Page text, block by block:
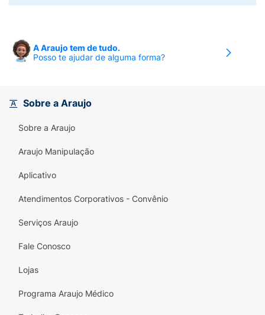
Livre de BPA.
A Araujo tem de tudo.
Posso te ajudar de alguma forma?
Sobre a Araujo
Sobre a Araujo
Araujo Manipulação
Aplicativo
Atendimentos Corporativos - Convênio
Serviços Araujo
Fale Conosco
Lojas
Programa Araujo Médico